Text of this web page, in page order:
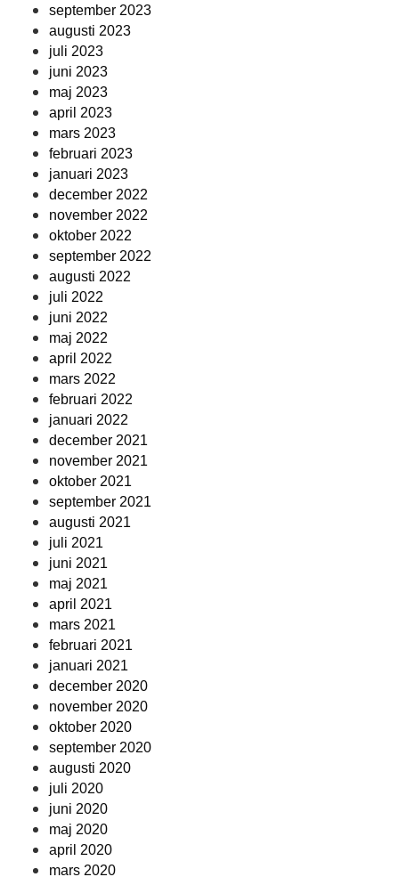
september 2023
augusti 2023
juli 2023
juni 2023
maj 2023
april 2023
mars 2023
februari 2023
januari 2023
december 2022
november 2022
oktober 2022
september 2022
augusti 2022
juli 2022
juni 2022
maj 2022
april 2022
mars 2022
februari 2022
januari 2022
december 2021
november 2021
oktober 2021
september 2021
augusti 2021
juli 2021
juni 2021
maj 2021
april 2021
mars 2021
februari 2021
januari 2021
december 2020
november 2020
oktober 2020
september 2020
augusti 2020
juli 2020
juni 2020
maj 2020
april 2020
mars 2020